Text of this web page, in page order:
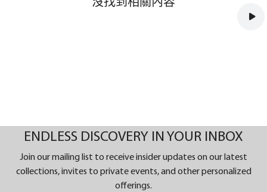
沒找到相關內容
ENDLESS DISCOVERY IN YOUR INBOX
Join our mailing list to receive insider updates on our latest
collections, invites to private events, and other personalized
offerings.